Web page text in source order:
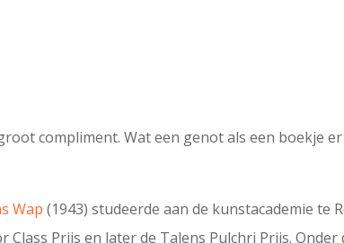
compliment. Wat een genot als een boekje
Wap (1943) studeerde aan de kunstacademie te
Class Prijs en later de Talens Pulchri Prijs.